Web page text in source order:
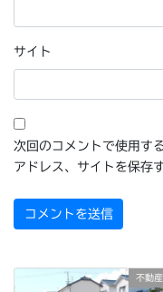
サイト
次回のコメントで使用す
アドレス、サイトを保存す
不動産